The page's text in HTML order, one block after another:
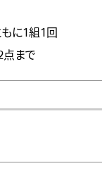
もに1組1回
点まで